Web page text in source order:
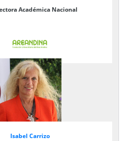
Académica Nacional
Isabel Carrizo